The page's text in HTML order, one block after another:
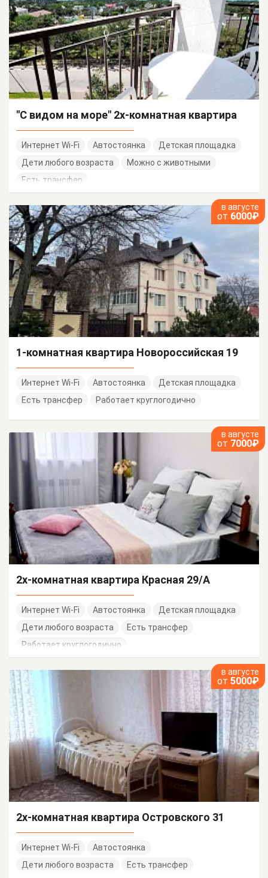
"С видом на море" 2х-комнатная квартира
Интернет Wi-Fi Автостоянка
Детская площадка
Дети любого возраста
Можно с животными
Есть трансфер
в августе
от 6000₽
1-комнатная квартира Новороссийская 19
Интернет Wi-Fi Автостоянка
Детская площадка
Есть трансфер
Работает круглогодично
в августе
от 7000₽
2х-комнатная квартира Красная 29/А
Интернет Wi-Fi Автостоянка
Детская площадка
Дети любого возраста
Есть трансфер
Работает круглогодично
в августе
от 5000₽
2х-комнатная квартира Островского 31
Интернет Wi-Fi
Автостоянка
Дети любого возраста
Есть трансфер